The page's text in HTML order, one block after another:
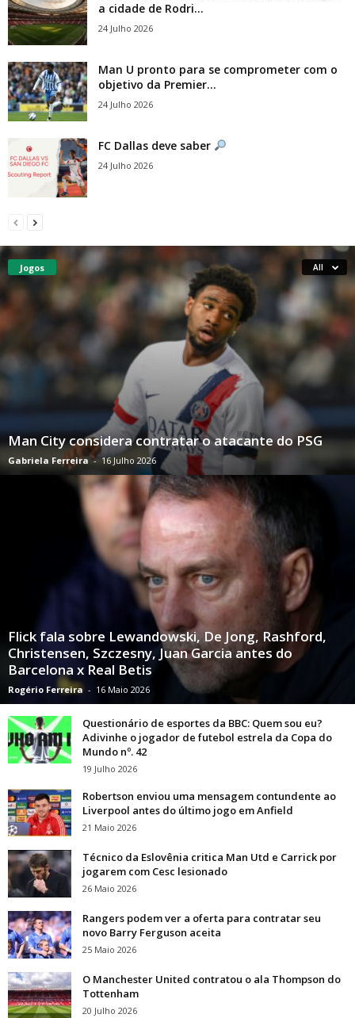
a cidade de Rodri...
24 Julho 2026
Man U pronto para se comprometer com o
objetivo da Premier...
24 Julho 2026
FC Dallas deve saber
24 Julho 2026
Jogos All
Man City considera contratar o atacante do PSG
Gabriela Ferreira - 16 Julho 2026
Flick fala sobre Lewandowski, De Jong, Rashford,
Christensen, Szczesny, Juan Garcia antes do
Barcelona x Real Betis
Rogério Ferreira - 16 Maio 2026
Questionário de esportes da BBC: Quem sou eu?
Adivinhe o jogador de futebol estrela da Copa do
Mundo nº. 42
19 Julho 2026
Robertson enviou uma mensagem contundente ao
Liverpool antes do último jogo em Anfield
21 Maio 2026
Técnico da Eslovênia critica Man Utd e Carrick por
jogarem com Cesc lesionado
26 Maio 2026
Rangers podem ver a oferta para contratar seu
novo Barry Ferguson aceita
25 Maio 2026
O Manchester United contratou o ala Thompson do
Tottenham
20 Julho 2026